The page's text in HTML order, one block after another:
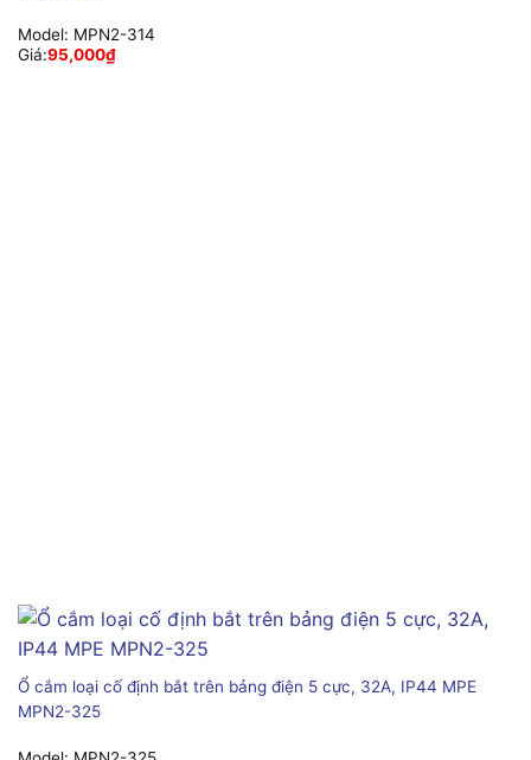
Model: MPN2-314
Giá:95,000₫
Ổ cắm loại cố định bắt trên bảng điện 5 cực, 32A, IP44 MPE
MPN2-325